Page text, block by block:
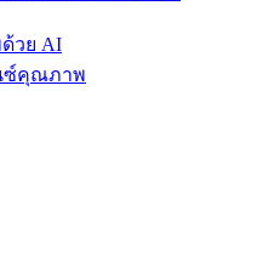
วย AI